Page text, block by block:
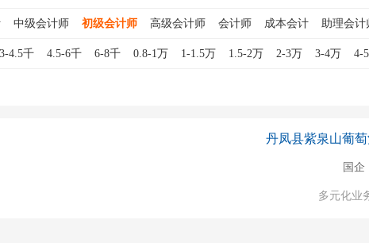
中级会计师 初级会计师 高级会计师 会计师 成本会计 助理会计
会计助理 外勤会计 内账会计 会计主管 基金会计 建筑会计
3-4.5千 4.5-6千 6-8千 0.8-1万 1-1.5万 1.5-2万 2-3万 3-4万 4-
丹凤县紫泉山葡
国企
多元化业